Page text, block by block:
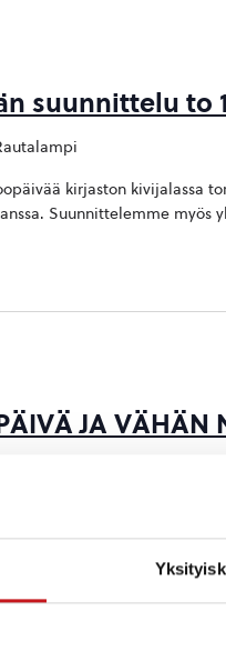
suunnittelu to
kirjaston kivijalassa
Suunnittelemme myös
JA VÄHÄN
Alkupuhe ja Talkoojulistus,
jako ja talkoopisteisiin
museon piha, […]